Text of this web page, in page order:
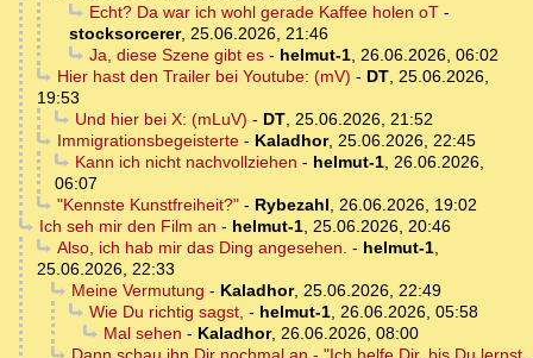
Echt? Da war ich wohl gerade Kaffee holen oT-
stocksorcerer, 25.06.2026, 21:46
Ja, diese Szene gibt es- helmut-1, 26.06.2026, 06:02
Hier hast den Trailer bei Youtube: (mV) - DT, 25.06.2026,
19:53
Und hier bei X: (mLuV) - DT, 25.06.2026, 21:52
Immigrationsbegeisterte- Kaladhor, 25.06.2026, 22:45
Kann ich nicht nachvollziehen - helmut-1, 26.06.2026,
06:07
"Kennste Kunstfreiheit?"- Rybezahl, 26.06.2026, 19:02
Ich seh mir den Film an - helmut-1, 25.06.2026, 20:46
Also, ich hab mir das Ding angesehen. - helmut-1,
25.06.2026, 22:33
Meine Vermutung - Kaladhor, 25.06.2026, 22:49
Wie Du richtig sagst, - helmut-1, 26.06.2026, 05:58
Mal sehen - Kaladhor, 26.06.2026, 08:00